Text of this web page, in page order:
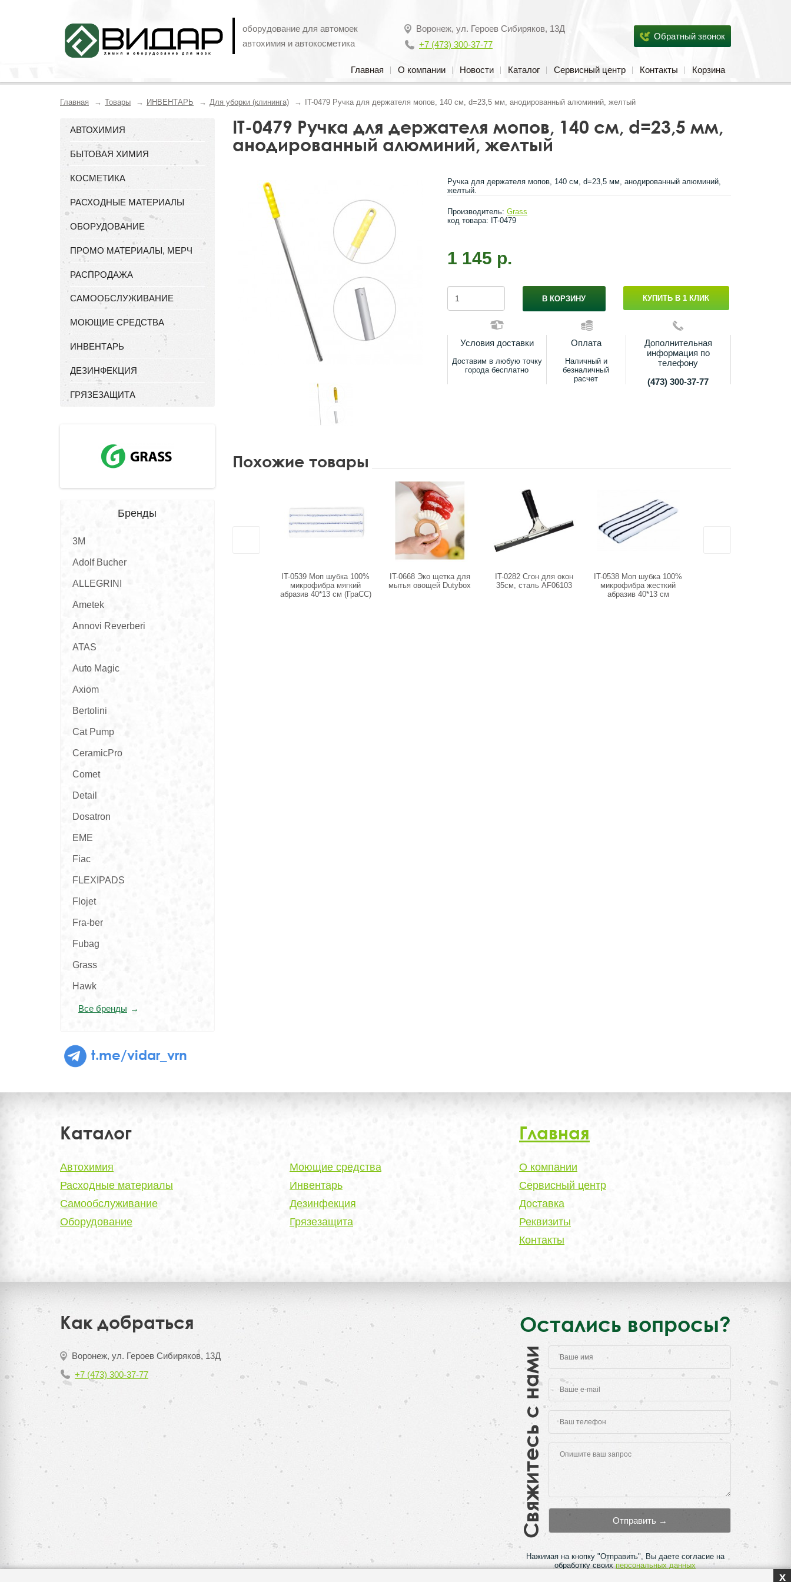
оборудование для автомоек
автохимия и автокосметика
Воронеж, ул. Героев Сибиряков, 13Д
+7 (473) 300-37-77
Обратный звонок
Главная О компании Новости Каталог Сервисный центр Контакты Корзина
Главная Товары ИНВЕНТАРЬ Для уборки (клининга) IT-0479 Ручка для держателя мопов, 140 см, d=23,5 мм, анодированный алюминий, желтый
АВТОХИМИЯ
БЫТОВАЯ ХИМИЯ
КОСМЕТИКА
РАСХОДНЫЕ МАТЕРИАЛЫ
ОБОРУДОВАНИЕ
ПРОМО МАТЕРИАЛЫ, МЕРЧ
РАСПРОДАЖА
САМООБСЛУЖИВАНИЕ
МОЮЩИЕ СРЕДСТВА
ИНВЕНТАРЬ
ДЕЗИНФЕКЦИЯ
ГРЯЗЕЗАЩИТА
Бренды
3M
Adolf Bucher
ALLEGRINI
Ametek
Annovi Reverberi
ATAS
Auto Magic
Axiom
Bertolini
Cat Pump
CeramicPro
Comet
Detail
Dosatron
EME
Fiac
FLEXIPADS
Flojet
Fra-ber
Fubag
Grass
Hawk
Все бренды
t.me/vidar_vrn
IT-0479 Ручка для держателя мопов, 140 см, d=23,5 мм,
анодированный алюминий, желтый
Ручка для держателя мопов, 140 см, d=23,5 мм, анодированный алюминий,
желтый.
Производитель:Grass
код товара: IT-0479
1 145 р.
В КОРЗИНУ КУПИТЬ В 1 КЛИК
Условия доставки
Доставим в любую точку
города бесплатно
Оплата
Наличный и
безналичный
расчет
Дополнительная
информация по
телефону
(473) 300-37-77
Похожие товары
IT-0539 Моп шубка 100%
микрофибра мягкий
абразив 40*13 см (ГраСС)
IT-0668 Эко щетка для
мытья овощей Dutybox
IT-0282 Сгон для окон
35см, сталь AF06103
IT-0538 Моп шубка 100%
микрофибра жесткий
абразив 40*13 см
Каталог Главная
Автохимия
Расходные материалы
Самообслуживание
Оборудование
Моющие средства
Инвентарь
Дезинфекция
Грязезащита
О компании
Сервисный центр
Доставка
Реквизиты
Контакты
Как добраться
Воронеж, ул. Героев Сибиряков, 13Д
+7 (473) 300-37-77
Остались вопросы?
Свяжитесь с нами
Нажимая на кнопку "Отправить", Вы даете согласие на
обработку своихперсональных данных
x